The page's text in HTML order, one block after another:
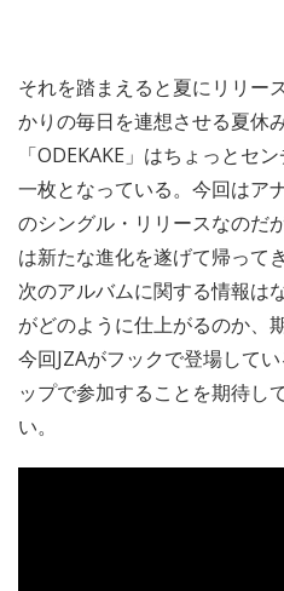
それを踏まえると夏にリリー
かりの毎日を連想させる夏休
「ODEKAKE」はちょっとセ
一枚となっている。今回はア
のシングル・リリースなのだ
は新たな進化を遂げて帰って
次のアルバムに関する情報は
がどのように仕上がるのか、
今回JZAがフックで登場して
ップで参加することを期待し
い。